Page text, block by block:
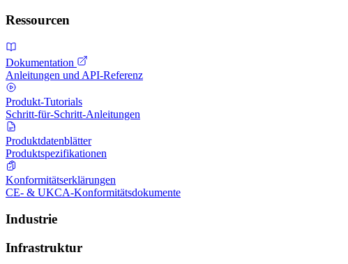
Ressourcen
Dokumentation
Anleitungen und API-Referenz
Produkt-Tutorials
Schritt-für-Schritt-Anleitungen
Produktdatenblätter
Produktspezifikationen
Konformitätserklärungen
CE- & UKCA-Konformitätsdokumente
Industrie
Infrastruktur